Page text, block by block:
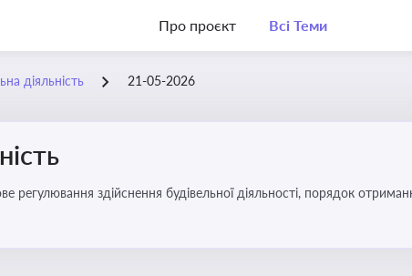
Про проєкт Всі Теми
діяльність 21-05-2026
регулювання здійснення будівельної діяльності, порядок